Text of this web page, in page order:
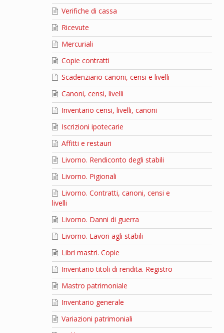
Verifiche di cassa
Ricevute
Mercuriali
Copie contratti
Scadenziario canoni, censi e livelli
Canoni, censi, livelli
Inventario censi, livelli, canoni
Iscrizioni ipotecarie
Affitti e restauri
Livorno. Rendiconto degli stabili
Livorno. Pigionali
Livorno. Contratti, canoni, censi e
livelli
Livorno. Danni di guerra
Livorno. Lavori agli stabili
Libri mastri. Copie
Inventario titoli di rendita. Registro
Mastro patrimoniale
Inventario generale
Variazioni patrimoniali